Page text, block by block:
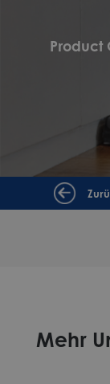
Product
Mehr